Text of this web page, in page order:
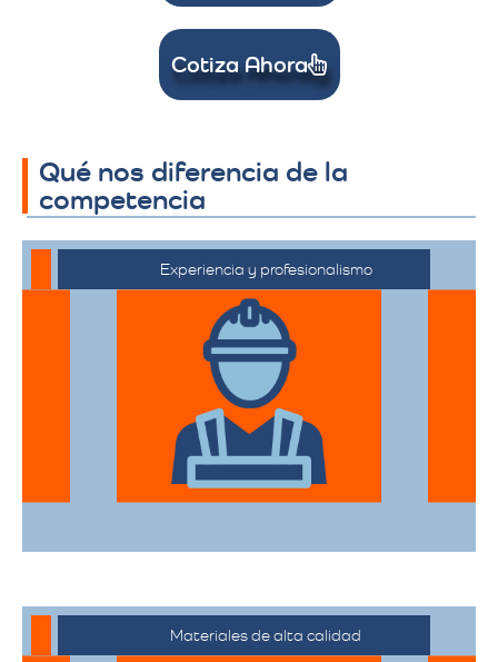
Cotiza Ahora
Qué nos diferencia de la
competencia
Experiencia y profesionalismo
El equipo de expertos en mudanzas de
alta gama está capacitado para manejar
desde objetos delicados hasta muebles
de gran tamaño con el mayor cuidado.
Materiales de alta calidad